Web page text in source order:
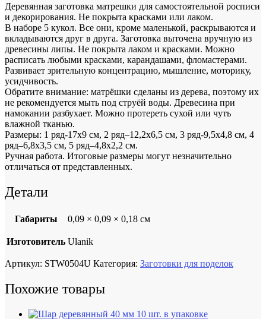
Деревянная заготовка матрешки для самостоятельной росписи
и декорирования. Не покрыта красками или лаком.
В наборе 5 кукол. Все они, кроме маленькой, раскрываются и
вкладываются друг в друга. Заготовка выточена вручную из
древесины липы. Не покрыта лаком и красками. Можно
расписать любыми красками, карандашами, фломастерами.
Развивает зрительную концентрацию, мышление, моторику,
усидчивость.
Обратите внимание: матрёшки сделаны из дерева, поэтому их
не рекомендуется мыть под струёй воды. Древесина при
намокании разбухает. Можно протереть сухой или чуть
влажной тканью.
Размеры: 1 ряд-17х9 см, 2 ряд–12,2х6,5 см, 3 ряд-9,5х4,8 см, 4
ряд–6,8х3,5 см, 5 ряд–4,8х2,2 см.
Ручная работа. Итоговые размеры могут незначительно
отличаться от представленных.
Детали
Габариты 0,09 × 0,09 × 0,18 см
Изготовитель Ulanik
Артикул: STW0504U Категория: Заготовки для поделок
Похожие товары